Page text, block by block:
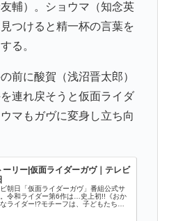
輔）。ショウマ（知念英
つけると精一杯の言葉を
る。
前に酸賀（浅沼晋太郎）
連れ戻そうと仮面ライダ
マもガヴに変身し立ち向
ーリー|仮面ライダーガヴ｜テレビ
朝日「仮面ライダーガヴ」番組公式サ
令和ライダー第6作は…史上初!!《おか
ライダー!?モチーフは、子どもたちが